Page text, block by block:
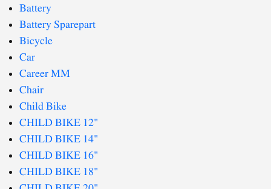
Battery
Battery Sparepart
Bicycle
Car
Career MM
Chair
Child Bike
CHILD BIKE 12"
CHILD BIKE 14"
CHILD BIKE 16"
CHILD BIKE 18"